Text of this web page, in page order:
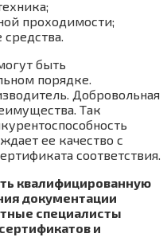
проходимости;
быть
порядке.
Добровольная
Так
ее качество с
соответствия.
квалифицированную
документации
специалисты
и